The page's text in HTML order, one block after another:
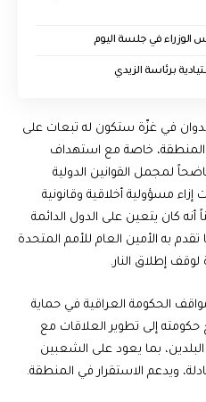
الوزراء في جلسة اليوم
برئاسة الزيدي
في غزّة ستكون له تبعات على
المنطقة، خاصة مع استهداف
لمجمل القوانين الدولية
إزاء مسؤولية أخلاقية وقانونية
أنه كان يتعين على الدول الدائمة
به الأمين العام للأمم المتحدة
إطلاق النار.
الحكومة العراقية في حماية
حكومته إلى تطوير العلاقات مع
بما يعود على الشعبين
ويدعم الاستقرار في المنطقة.